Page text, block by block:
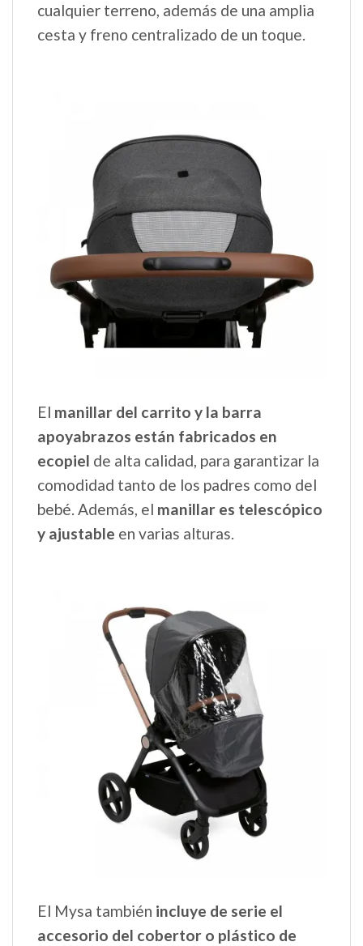
cualquier terreno, además de una amplia
cesta y freno centralizado de un toque.
El manillar del carrito y la barra
apoyabrazos están fabricados en
ecopiel de alta calidad, para garantizar la
comodidad tanto de los padres como del
bebé. Además, el manillar es telescópico
y ajustable en varias alturas.
El Mysa también incluye de serie el
accesorio del cobertor o plástico de